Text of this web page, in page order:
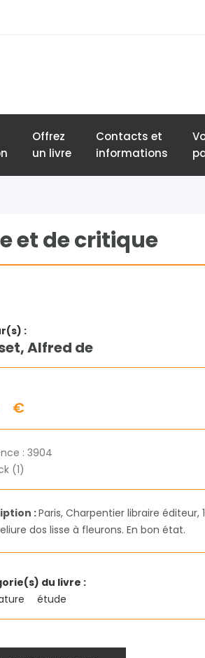
Offrez
un livre
Contacts et
informations
et de critique
:
Alfred de
€
: 3904
(1)
:Paris, Charpentier libraire éditeur,
dos lisse à fleurons. En bon état.
du livre :
étude